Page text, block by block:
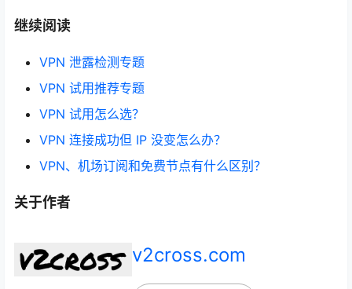
继续阅读
VPN 泄露检测专题
VPN 试用推荐专题
VPN 试用怎么选？
VPN 连接成功但 IP 没变怎么办？
VPN、机场订阅和免费节点有什么区别？
关于作者
v2cross.com